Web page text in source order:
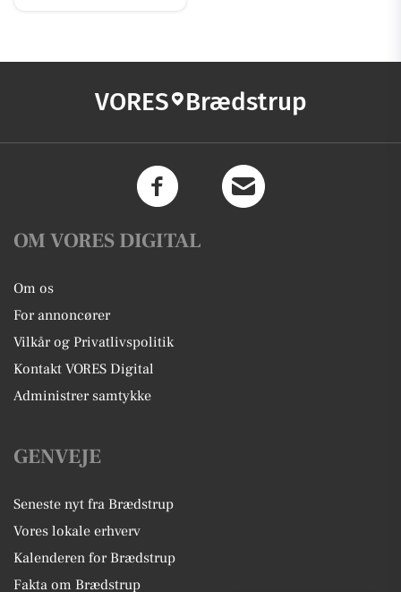
VORES Brædstrup
OM VORES DIGITAL
Om os
For annoncører
Vilkår og Privatlivspolitik
Kontakt VORES Digital
Administrer samtykke
GENVEJE
Seneste nyt fra Brædstrup
Vores lokale erhverv
Kalenderen for Brædstrup
Fakta om Brædstrup